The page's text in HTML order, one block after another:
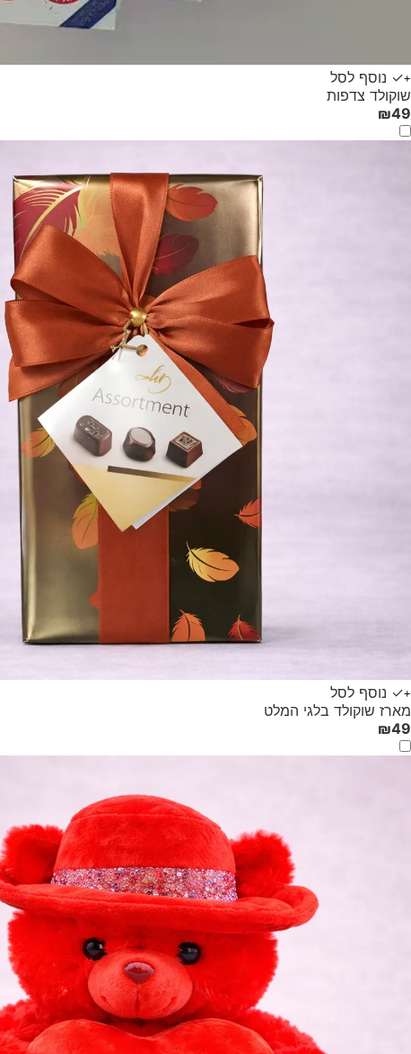
+✓ נוסף לסל
שוקולד צדפות
₪49
+✓ נוסף לסל
מארז שוקולד בלגי המלט
₪49